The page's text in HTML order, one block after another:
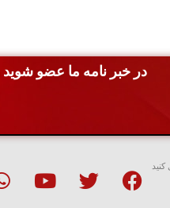
در خبر نامه ما عضو شوید
کنید